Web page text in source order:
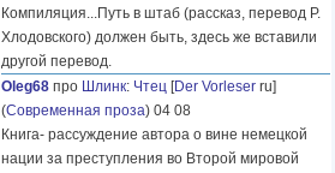
Компиляция...Путь в штаб (рассказ, перевод Р.
Хлодовского) должен быть, здесь же вставили
другой перевод.
Oleg68 про Шлинк: Чтец [Der Vorleser ru]
(Современная проза) 04 08
Книга- рассуждение автора о вине немецкой
нации за преступления во Второй мировой